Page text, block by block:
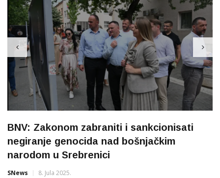
BNV: Zakonom zabraniti i sankcionisati
negiranje genocida nad bošnjačkim
narodom u Srebrenici
SNews 8. Jula 2025.